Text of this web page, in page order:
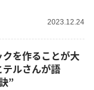
2023.12.24
クを作ることが大
ルさんが語
”